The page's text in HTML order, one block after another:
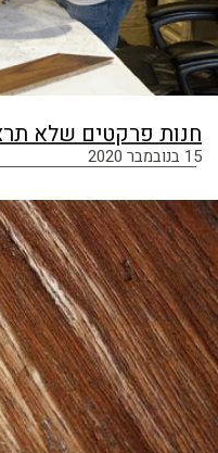
חנות פרקטים שלא
15 בנובמבר 2020